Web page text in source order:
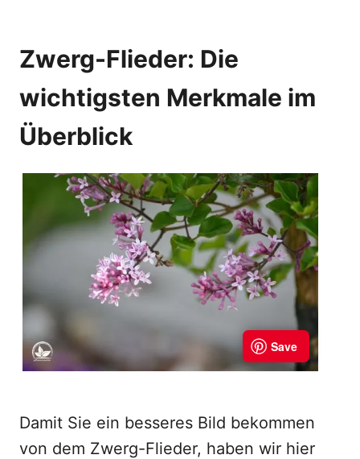
Zwerg-Flieder: Die
wichtigsten Merkmale im
Überblick
Damit Sie ein besseres Bild bekommen
von dem Zwerg-Flieder, haben wir hier